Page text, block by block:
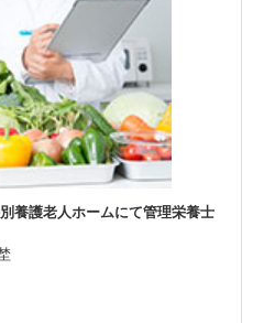
養護老人ホームにて管理栄養士